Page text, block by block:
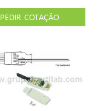
PEDIR COTAÇÃO